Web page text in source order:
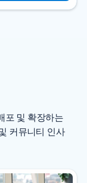
포 및 확장하는
커뮤니티 인사